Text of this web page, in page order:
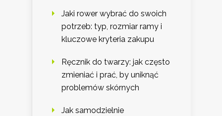
Jaki rower wybrać do swoich
potrzeb: typ, rozmiar ramy i
kluczowe kryteria zakupu
Ręcznik do twarzy: jak często
zmieniać i prać, by uniknąć
problemów skórnych
Jak samodzielnie